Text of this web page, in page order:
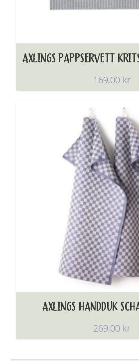
AXLINGS PAPPSERVETT
169,00 kr
AXLINGS HANDDUK
269,00 kr